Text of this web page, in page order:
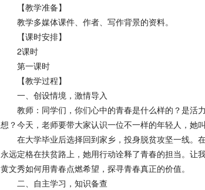
【教学准备】
教学多媒体课件、作者、写作背景的资料。
【课时安排】
2课时
第一课时
【教学过程】
一、创设情境，激情导入
教师：同学们，你们心中的青春是什么样的？是活
想？今天，老师要带大家认识一位不一样的年轻人，她叫
在大学毕业后选择回到家乡，投身脱贫攻坚一线。
永远定格在扶贫路上，她用行动诠释了青春的担当。让
黄文秀如何用青春点燃希望，探寻青春真正的价值。
二、自主学习，知识备查